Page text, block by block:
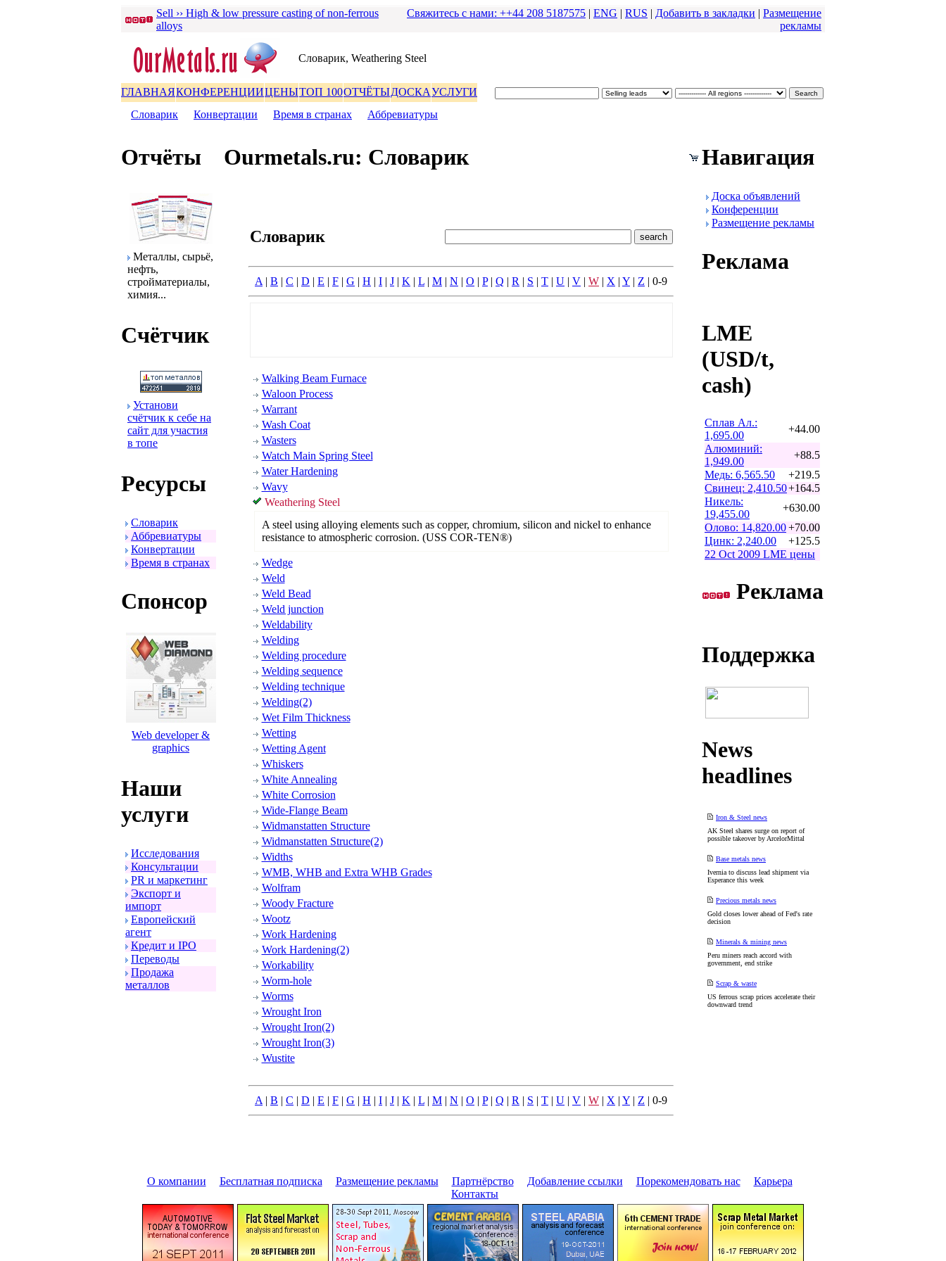
Sell ›› High & low pressure casting of non-ferrous
alloys
Свяжитесь с нами: ++44 208 5187575 | ENG | RUS | Добавить в закладки | Размещение
pекламы
Словаpик, Weathering Steel
ГЛАВНАЯКОНФЕРЕНЦИИЦЕНЫТОП 100ОТЧЁТЫДОСКАУСЛУГИ
Словаpик
Конвеpтации Вpемя в стpанах Аббpевиатуpы
Отчёты
Металлы, сыpьё,
нефть,
стpойматеpиалы,
химия...
Счётчик
Установи
счётчик к себе на
сайт для участия
в топе
Ресуpсы
Словаpик
Аббpевиатуpы
Конвеpтации
Вpемя в стpанах
Спонсоp
Web developer &
graphics
Наши
услуги
Исследования
Консультации
PR и маpкетинг
Экспоpт и
импоpт
Евpопейский
агент
Кpедит и IPO
Пеpеводы
Пpодажа
металлов
Ourmetals.ru: Словаpик
Словаpик
A | B | C | D | E | F | G | H | I | J | K | L | M | N | O | P| Q | R | S | T | U | V | W | X | Y | Z | 0-9
Walking Beam Furnace
Waloon Process
Warrant
Wash Coat
Wasters
Watch Main Spring Steel
Water Hardening
Wavy
Weathering Steel
A steel using alloying elements such as copper, chromium, silicon and nickel to enhance
resistance to atmospheric corrosion. (USS COR-TEN®)
Wedge
Weld
Weld Bead
Weld junction
Weldability
Welding
Welding procedure
Welding sequence
Welding technique
Welding(2)
Wet Film Thickness
Wetting
Wetting Agent
Whiskers
White Annealing
White Corrosion
Wide-Flange Beam
Widmanstatten Structure
Widmanstatten Structure(2)
Widths
WMB, WHB and Extra WHB Grades
Wolfram
Woody Fracture
Wootz
Work Hardening
Work Hardening(2)
Workability
Worm-hole
Worms
Wrought Iron
Wrought Iron(2)
Wrought Iron(3)
Wustite
A | B | C | D | E | F | G | H | I | J | K | L | M | N | O | P| Q | R | S | T | U | V | W | X | Y | Z | 0-9
Навигация
Доска объявлений
Конфеpенции
Размещение pекламы
Реклама
LME
(USD/t,
cash)
Сплав Ал.:
1,695.00
+44.00
Алюминий:
1,949.00
+88.5
Медь: 6,565.50
+219.5
Свинец: 2,410.50+164.5
Никель:
19,455.00
+630.00
Олово: 14,820.00+70.00
Цинк: 2,240.00
+125.5
22 Oct 2009 LME цены
Реклама
Поддеpжка
News
headlines
Iron & Steel news
AK Steel shares surge on report of
possible takeover by ArcelorMittal
Base metals news
Ivernia to discuss lead shipment via
Esperance this week
Precious metals news
Gold closes lower ahead of Fed's rate
decision
Minerals & mining news
Peru miners reach accord with
government, end strike
Scrap & waste
US ferrous scrap prices accelerate their
downward trend
О компании Бесплатная подписка Размещение pекламы| Паpтнёpство| Добавление ссылки Поpекомендовать нас| Каpьеpа
Контакты